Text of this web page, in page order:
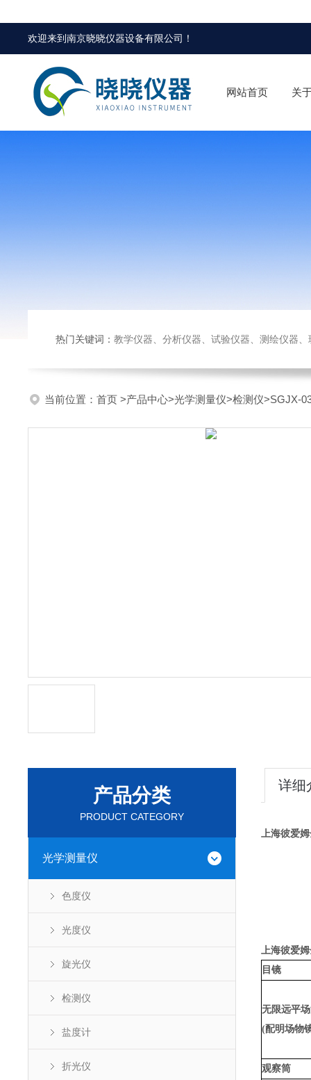
欢迎来到南京晓晓仪器设备有限公司 ！
网站首页 关
热门关键词： 教学仪器、分析仪器、试验仪器、测绘仪器、玻璃仪
当前位置： 首页 >产品中心>光学测量仪>检测仪>SGJX-
产品分类
PRODUCT CATEGORY
光学测量仪
色度仪
光度仪
旋光仪
检测仪
盐度计
折光仪
详细
上海彼爱
上海彼爱
目镜
无限远平
(配明场物
观察筒